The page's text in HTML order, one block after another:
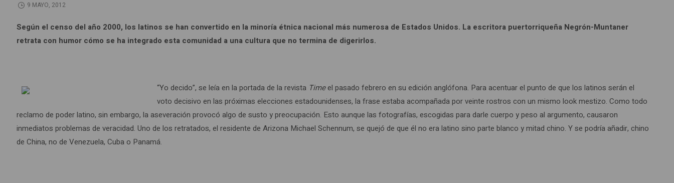
9 MAYO, 2012
Según el censo del año 2000, los latinos se han convertido en la minoría étnica nacional más numerosa de Estados Unidos. La escritora puertorriqueña Negrón-Muntaner
retrata con humor cómo se ha integrado esta comunidad a una cultura que no termina de digerirlos.
“Yo decido”, se leía en la portada de la revista Timeel pasado febrero en su edición anglófona. Para acentuar el punto de que los latinos serán el
voto decisivo en las próximas elecciones estadounidenses, la frase estaba acompañada por veinte rostros con un mismo look mestizo. Como todo
reclamo de poder latino, sin embargo, la aseveración provocó algo de susto y preocupación. Esto aunque las fotografías, escogidas para darle cuerpo y peso al argumento, causaron
inmediatos problemas de veracidad. Uno de los retratados, el residente de Arizona Michael Schennum, se quejó de que él no era latino sino parte blanco y mitad chino. Y se podría añadir, chino
de China, no de Venezuela, Cuba o Panamá.